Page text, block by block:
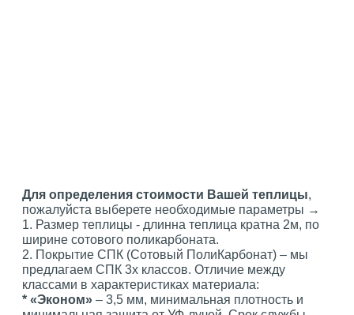
Для определения стоимости Вашей теплицы,
пожалуйста выберете необходимые параметры →
1. Размер теплицы - длинна теплица кратна 2м, по
ширине сотового поликарбоната.
2. Покрытие СПК (Сотовый ПолиКарбонат) – мы
предлагаем СПК 3х классов. Отличие между
классами в характеристиках материала:
* «Эконом» – 3,5 мм, минимальная плотность и